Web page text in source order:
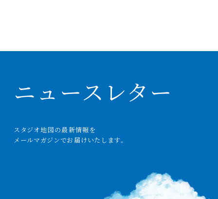
ニュースレター
スタジオ地図の最新情報を
メールマガジンでお 届 けいたします。